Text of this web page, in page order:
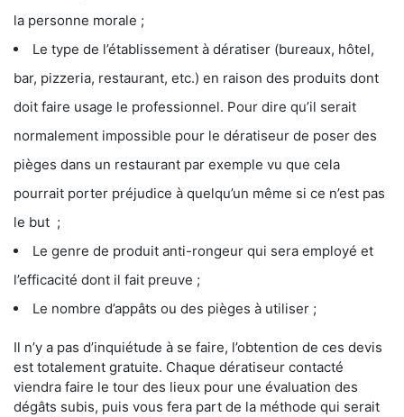
la personne morale ;
Le type de l’établissement à dératiser (bureaux, hôtel,
bar, pizzeria, restaurant, etc.) en raison des produits dont
doit faire usage le professionnel. Pour dire qu’il serait
normalement impossible pour le dératiseur de poser des
pièges dans un restaurant par exemple vu que cela
pourrait porter préjudice à quelqu’un même si ce n’est pas
le but ;
Le genre de produit anti-rongeur qui sera employé et
l’efficacité dont il fait preuve ;
Le nombre d’appâts ou des pièges à utiliser ;
Il n’y a pas d’inquiétude à se faire, l’obtention de ces devis
est totalement gratuite. Chaque dératiseur contacté
viendra faire le tour des lieux pour une évaluation des
dégâts subis, puis vous fera part de la méthode qui serait